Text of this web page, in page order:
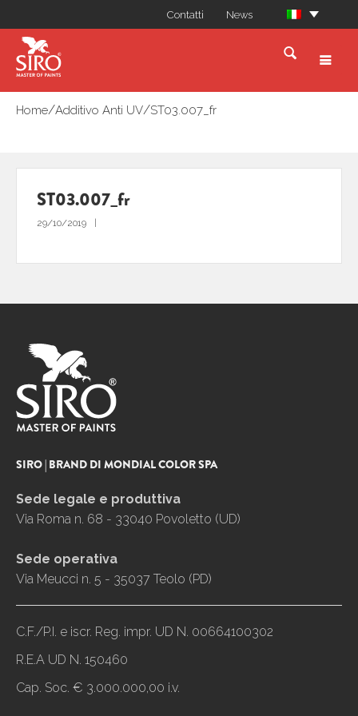
Contatti News
Home/Additivo Anti UV/ST03.007_fr
ST03.007_fr
29/10/2019
SIRO | BRAND DI MONDIAL COLOR SPA
Sede legale e produttiva
Via Roma n. 68 - 33040 Povoletto (UD)
Sede operativa
Via Meucci n. 5 - 35037 Teolo (PD)
C.F./P.I. e iscr. Reg. impr. UD N. 00664100302
R.E.A UD N. 150460
Cap. Soc. € 3.000.000,00 i.v.